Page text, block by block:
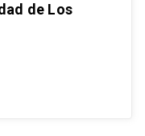
de Los